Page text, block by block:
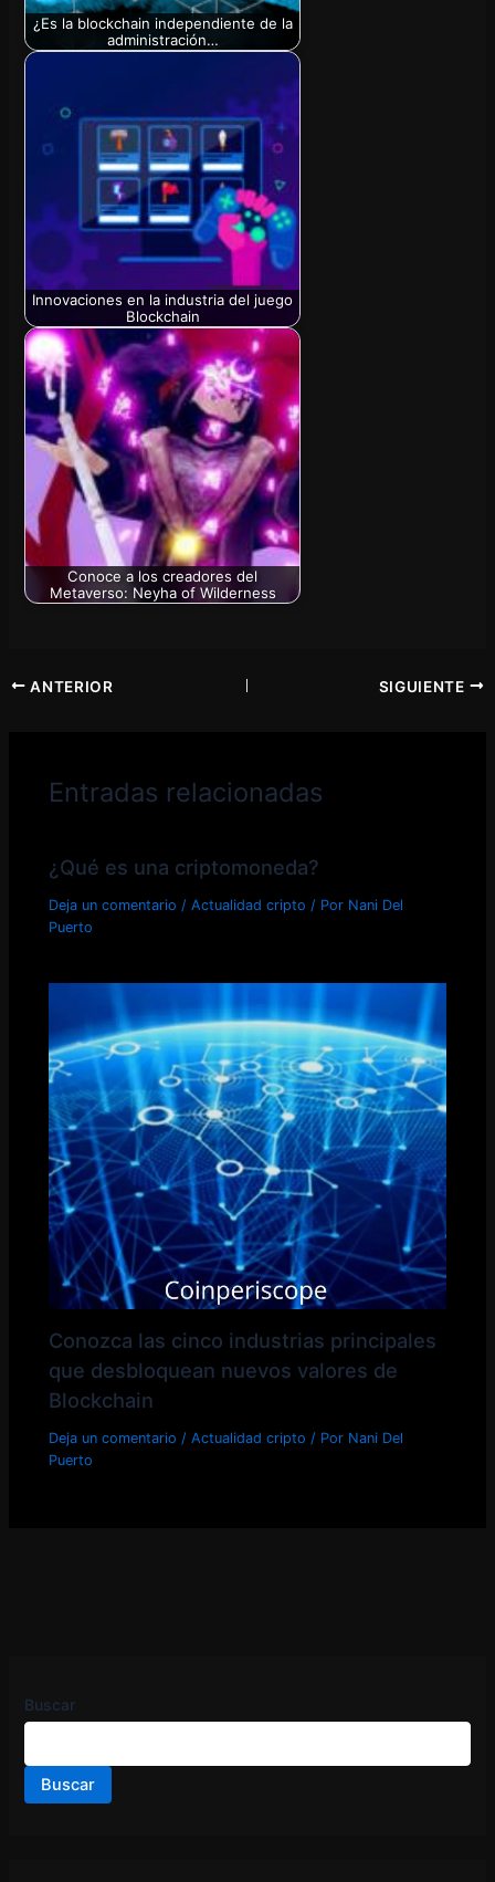
¿Es la blockchain independiente de la
administración…
Innovaciones en la industria del juego
Blockchain
Conoce a los creadores del
Metaverso: Neyha of Wilderness
ANTERIOR SIGUIENTE
Entradas relacionadas
¿Qué es una criptomoneda?
Deja un comentario /Actualidad cripto / Por Nani Del
Puerto
Conozca las cinco industrias principales
que desbloquean nuevos valores de
Blockchain
Deja un comentario /Actualidad cripto / Por Nani Del
Puerto
Buscar
Buscar